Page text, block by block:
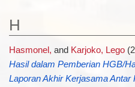
H
Hasmonel, and Karjoko, Lego
Hasil dalam Pemberian HGB/
Laporan Akhir Kerjasama Antar